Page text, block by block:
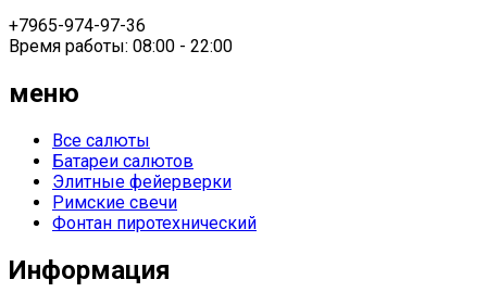
+7965-974-97-36
Время работы: 08:00 - 22:00
меню
Все салюты
Батареи салютов
Элитные фейерверки
Римские свечи
Фонтан пиротехнический
Информация